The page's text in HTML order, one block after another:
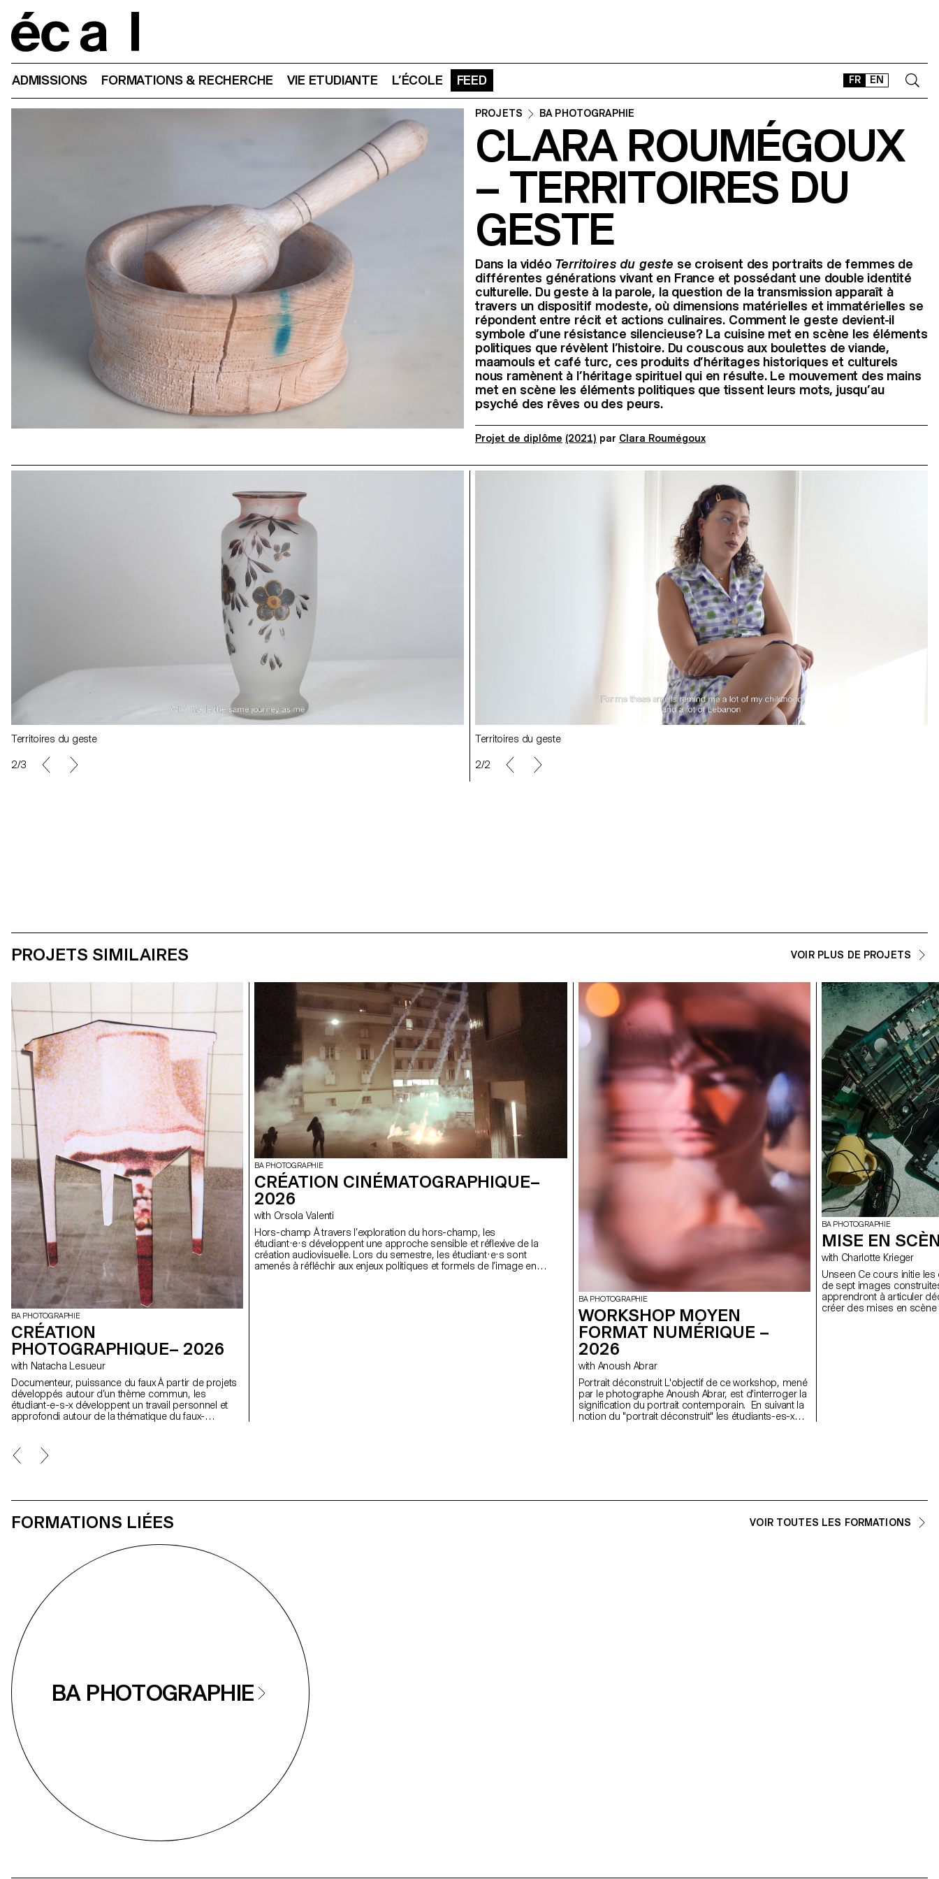
FR EN
ADMISSIONS FORMATIONS & RECHERCHE VIE ETUDIANTE L’ÉCOLE FEED
CONTACT
SHOP
TYPEFACES
OFFLINE-ONLINE
PROJETS BA PHOTOGRAPHIE
CLARA ROUMÉGOUX
– TERRITOIRES DU
GESTE
Dans la vidéo Territoires du geste se croisent des portraits de femmes de
différentes générations vivant en France et possédant une double identité
culturelle. Du geste à la parole, la question de la transmission apparaît à
travers un dispositif modeste, où dimensions matérielles et immatérielles se
répondent entre récit et actions culinaires. Comment le geste devient-il
symbole d’une résistance silencieuse? La cuisine met en scène les éléments
politiques que révèlent l’histoire. Du couscous aux boulettes de viande,
maamouls et café turc, ces produits d’héritages historiques et culturels
nous ramènent à l’héritage spirituel qui en résulte. Le mouvement des mains
met en scène les éléments politiques que tissent leurs mots, jusqu’au
psyché des rêves ou des peurs.
Projet de diplôme (2021) par Clara Roumégoux
Territoires du geste Territoires du geste
2/3
Territoires du geste Territoires du geste
2/2
PROJETS SIMILAIRES VOIR PLUS DE PROJETS
BA PHOTOGRAPHIE
CRÉATION
PHOTOGRAPHIQUE– 2026
with Natacha Lesueur
Documenteur, puissance du faux À partir de projets
développés autour d’un thème commun, les
étudiant-e-s-x développent un travail personnel et
approfondi autour de la thématique du faux-
l'utilisant comme artifice du mensonge.
BA PHOTOGRAPHIE
CRÉATION CINÉMATOGRAPHIQUE–
2026
with Orsola Valenti
Hors-champ À travers l’exploration du hors-champ, les
étudiant·e·s développent une approche sensible et réflexive de la
création audiovisuelle. Lors du semestre, les étudiant·e·s sont
amenés à réfléchir aux enjeux politiques et formels de l’image en
BA PHOTOGRAPHIE
WORKSHOP MOYEN
FORMAT NUMÉRIQUE –
2026
with Anoush Abrar
Portrait déconstruit L'objectif de ce workshop, mené
par le photographe Anoush Abrar, est d'interroger la
signification du portrait contemporain. En suivant la
notion du "portrait déconstruit" les étudiants-es-x
BA PHOTOGRAPHIE
MISE EN
with Charlotte Krieger
Unseen Ce cours initie les étudiant·e·x·s à la création d’une série
de sept images
apprendront à articuler
créer des mises en scène
FORMATIONS LIÉES VOIR TOUTES LES FORMATIONS
BA PHOTOGRAPHIE